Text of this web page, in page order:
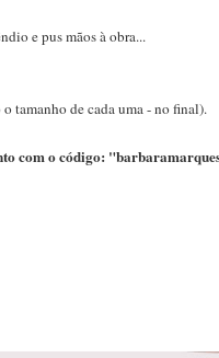
e pus mãos à obra...
tamanho de cada uma - no final).
com o código: